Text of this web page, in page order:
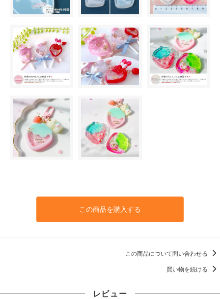
この商品を購入する
この商品について問い合わせる
買い物を続ける
レビュー